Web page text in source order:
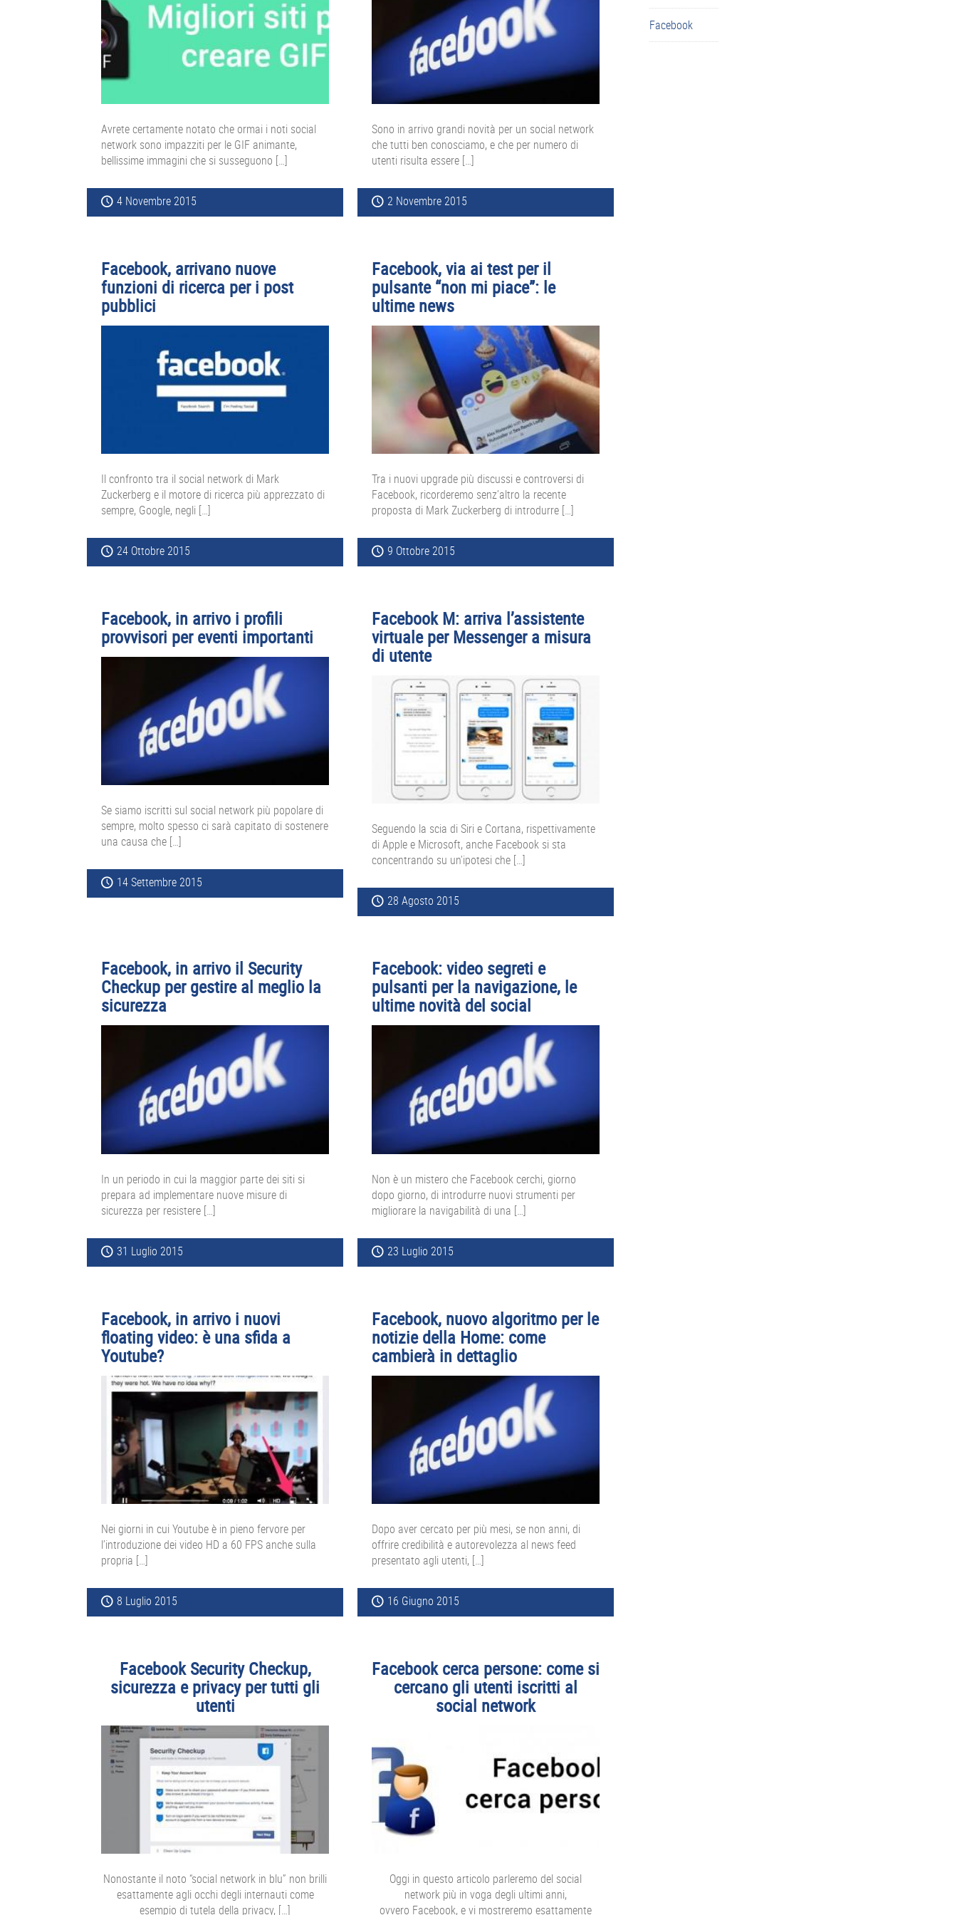
Avrete certamente notato che ormai i noti social
network sono impazziti per le GIF animante,
bellissime immagini che si susseguono […]
4 Novembre 2015
Sono in arrivo grandi novità per un social network
che tutti ben conosciamo, e che per numero di
utenti risulta essere […]
2 Novembre 2015
Facebook, arrivano nuove
funzioni di ricerca per i post
pubblici
Il confronto tra il social network di Mark
Zuckerberg e il motore di ricerca più apprezzato di
sempre, Google, negli […]
24 Ottobre 2015
Facebook, via ai test per il
pulsante “non mi piace”: le
ultime news
Tra i nuovi upgrade più discussi e controversi di
Facebook, ricorderemo senz’altro la recente
proposta di Mark Zuckerberg di introdurre […]
9 Ottobre 2015
Facebook, in arrivo i profili
provvisori per eventi importanti
Se siamo iscritti sul social network più popolare di
sempre, molto spesso ci sarà capitato di sostenere
una causa che […]
14 Settembre 2015
Facebook M: arriva l’assistente
virtuale per Messenger a misura
di utente
Seguendo la scia di Siri e Cortana, rispettivamente
di Apple e Microsoft, anche Facebook si sta
concentrando su un’ipotesi che […]
28 Agosto 2015
Facebook, in arrivo il Security
Checkup per gestire al meglio la
sicurezza
In un periodo in cui la maggior parte dei siti si
prepara ad implementare nuove misure di
sicurezza per resistere […]
31 Luglio 2015
Facebook: video segreti e
pulsanti per la navigazione, le
ultime novità del social
Non è un mistero che Facebook cerchi, giorno
dopo giorno, di introdurre nuovi strumenti per
migliorare la navigabilità di una […]
23 Luglio 2015
Facebook, in arrivo i nuovi
floating video: è una sfida a
Youtube?
Nei giorni in cui Youtube è in pieno fervore per
l’introduzione dei video HD a 60 FPS anche sulla
propria […]
8 Luglio 2015
Facebook, nuovo algoritmo per le
notizie della Home: come
cambierà in dettaglio
Dopo aver cercato per più mesi, se non anni, di
offrire credibilità e autorevolezza al news feed
presentato agli utenti, […]
16 Giugno 2015
Facebook Security Checkup,
sicurezza e privacy per tutti gli
utenti
Nonostante il noto “social network in blu” non brilli
esattamente agli occhi degli internauti come
esempio di tutela della privacy, […]
Facebook cerca persone: come si
cercano gli utenti iscritti al
social network
Oggi in questo articolo parleremo del social
network più in voga degli ultimi anni,
ovvero Facebook, e vi mostreremo esattamente
Facebook